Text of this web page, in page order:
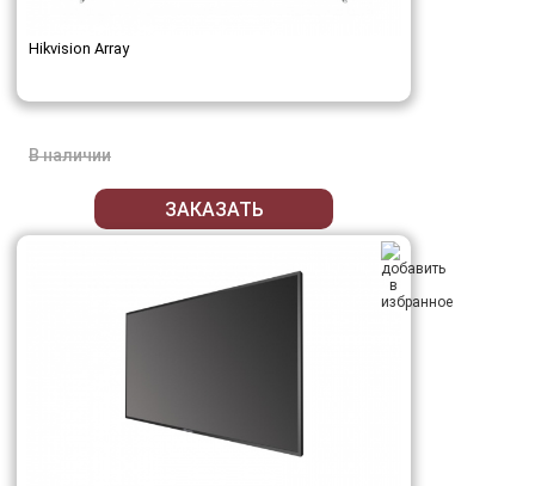
Hikvision Array
В наличии
ЗАКАЗАТЬ